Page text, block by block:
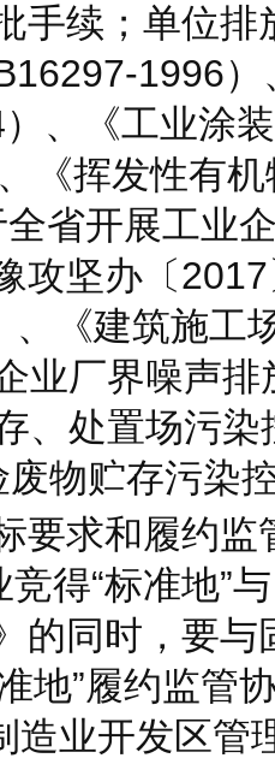
手续；单位排
1996
、《工业涂
《挥发性有
全省开展工业
攻坚办〔
、《建筑施工
企业厂界噪声
、处置场污
废物贮存污染
要求和履约
竞得“标准地”
的同时，要
地”履约监管
造业开发区管